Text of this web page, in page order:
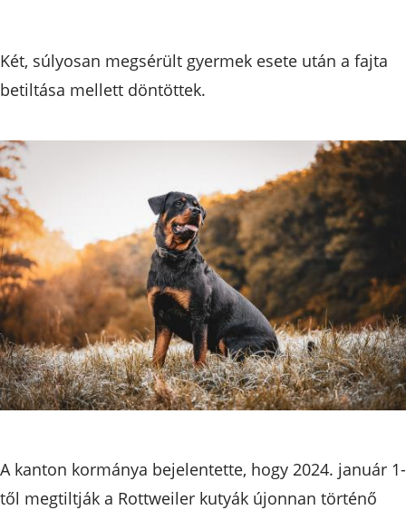
Két, súlyosan megsérült gyermek esete után a fajta
betiltása mellett döntöttek.
A kanton kormánya bejelentette, hogy 2024. január 1-
től megtiltják a Rottweiler kutyák újonnan történő